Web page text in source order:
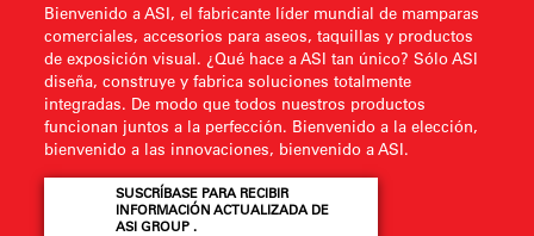
Bienvenido a ASI, el fabricante líder mundial de mamparas
comerciales, accesorios para aseos, taquillas y productos
de exposición visual. ¿Qué hace a ASI tan único? Sólo ASI
diseña, construye y fabrica soluciones totalmente
integradas. De modo que todos nuestros productos
funcionan juntos a la perfección. Bienvenido a la elección,
bienvenido a las innovaciones, bienvenido a ASI.
SUSCRÍBASE PARA RECIBIR
INFORMACIÓN ACTUALIZADA DE
ASI GROUP .